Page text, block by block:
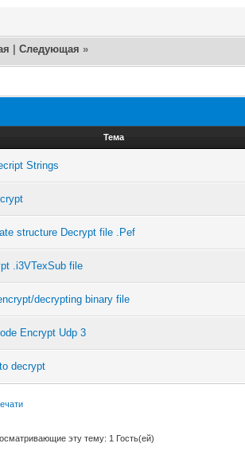
|Следующая»
Тема
Strings
structure Decrypt file .Pef
.i3VTexSub file
decrypting binary file
Encrypt Udp 3
decrypt
эту тему: 1 Гость(ей)